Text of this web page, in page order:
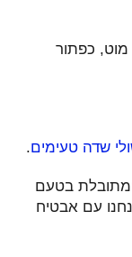
מוט, כפתור
שדה טעימים.
בטעם
עם אבטיח